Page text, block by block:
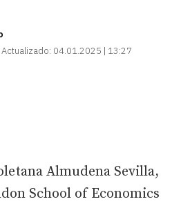
Actualizado: 04.01.2025 | 13:27
Almudena Sevilla,
School of Economics